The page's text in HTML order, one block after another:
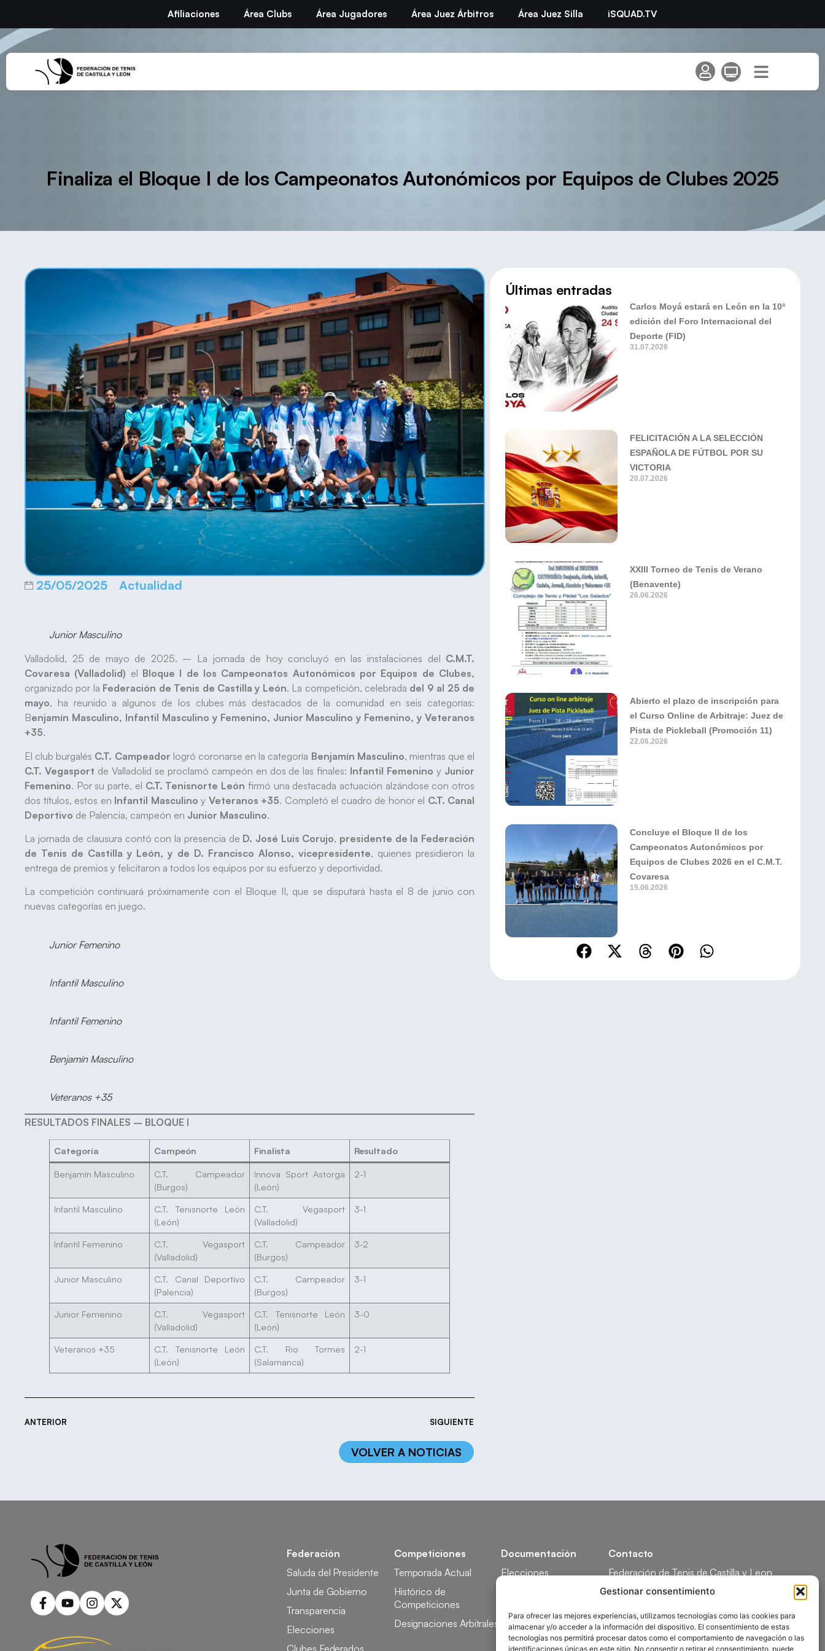
Gestionar consentimiento
Para ofrecer las mejores experiencias, utilizamos tecnologías como las cookies para
almacenar y/o acceder a la información del dispositivo. El consentimiento de estas
tecnologías nos permitirá procesar datos como el comportamiento de navegación o las
identificaciones únicas en este sitio. No consentir o retirar el consentimiento, puede
Afiliaciones Área Clubs Área Jugadores Área Juez Árbitros Área Juez Silla iSQUAD.TV
Finaliza el Bloque I de los Campeonatos Autonómicos por Equipos de Clubes 2025
25/05/2025 Actualidad
Junior Masculino
Valladolid, 25 de mayo de 2025. – La jornada de hoy concluyó en las instalaciones del C.M.T.
Covaresa (Valladolid) el Bloque I de los Campeonatos Autonómicos por Equipos de Clubes,
organizado por la Federación de Tenis de Castilla y León. La competición, celebrada del 9 al 25 de
mayo, ha reunido a algunos de los clubes más destacados de la comunidad en seis categorías:
Benjamín Masculino, Infantil Masculino y Femenino, Junior Masculino y Femenino, y Veteranos
+35.
El club burgalés C.T. Campeador logró coronarse en la categoría Benjamín Masculino, mientras que el
C.T. Vegasport de Valladolid se proclamó campeón en dos de las finales: Infantil Femenino y Junior
Femenino. Por su parte, el C.T. Tenisnorte León firmó una destacada actuación alzándose con otros
dos títulos, estos en Infantil Masculino y Veteranos +35. Completó el cuadro de honor el C.T. Canal
Deportivo de Palencia, campeón en Junior Masculino.
La jornada de clausura contó con la presencia de D. José Luis Corujo, presidente de la Federación
de Tenis de Castilla y León, y de D. Francisco Alonso, vicepresidente, quienes presidieron la
entrega de premios y felicitaron a todos los equipos por su esfuerzo y deportividad.
La competición continuará próximamente con el Bloque II, que se disputará hasta el 8 de junio con
nuevas categorías en juego.
Junior Femenino
Infantil Masculino
Infantil Femenino
Benjamín Masculino
Veteranos +35
RESULTADOS FINALES – BLOQUE I
Categoría Campeón Finalista Resultado
Benjamín Masculino
C.T. Campeador
(Burgos)
Innova Sport Astorga
(León)
2-1
Infantil Masculino
C.T. Tenisnorte León
(León)
C.T. Vegasport
(Valladolid)
3-1
Infantil Femenino
C.T. Vegasport
(Valladolid)
C.T. Campeador
(Burgos)
3-2
Junior Masculino
C.T. Canal Deportivo
(Palencia)
C.T. Campeador
(Burgos)
3-1
Junior Femenino
C.T. Vegasport
(Valladolid)
C.T. Tenisnorte León
(León)
3-0
Veteranos +35
C.T. Tenisnorte León
(León)
C.T. Rio Tormes
(Salamanca)
2-1
ANTERIOR SIGUIENTE
VOLVER A NOTICIAS
Últimas entradas
Carlos Moyá estará en León en la 10ª
edición del Foro Internacional del
Deporte (FID)
31.07.2026
FELICITACIÓN A LA SELECCIÓN
ESPAÑOLA DE FÚTBOL POR SU
VICTORIA
20.07.2026
XXIII Torneo de Tenis de Verano
(Benavente)
26.06.2026
Abierto el plazo de inscripción para
el Curso Online de Arbitraje: Juez de
Pista de Pickleball (Promoción 11)
22.06.2026
Concluye el Bloque II de los
Campeonatos Autonómicos por
Equipos de Clubes 2026 en el C.M.T.
Covaresa
15.06.2026
Federación
Saluda del Presidente
Junta de Gobierno
Transparencia
Elecciones
Clubes Federados
Competiciones
Temporada Actual
Histórico de
Competiciones
Designaciones Arbitrales
Documentación
Elecciones
Competición
Tecnificación
Docencia
Contacto
Federación de Tenis de Castilla y Leon
Calle Federico García Lorca, 1, 47008
Valladolid
comunicacion@ftcl.es
983 24 94 26